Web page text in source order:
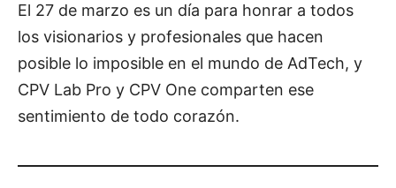
El 27 de marzo es un día para honrar a todos
los visionarios y profesionales que hacen
posible lo imposible en el mundo de AdTech, y
CPV Lab Pro y CPV One comparten ese
sentimiento de todo corazón.